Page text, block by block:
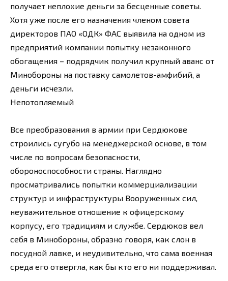
получает неплохие деньги за бесценные советы.
Хотя уже после его назначения членом совета
директоров ПАО «ОДК» ФАС выявила на одном из
предприятий компании попытку незаконного
обогащения – подрядчик получил крупный аванс от
Минобороны на поставку самолетов-амфибий, а
деньги исчезли.
Непотопляемый
Все преобразования в армии при Сердюкове
строились сугубо на менеджерской основе, в том
числе по вопросам безопасности,
обороноспособности страны. Наглядно
просматривались попытки коммерциализации
структур и инфраструктуры Вооруженных сил,
неуважительное отношение к офицерскому
корпусу, его традициям и службе. Сердюков вел
себя в Минобороны, образно говоря, как слон в
посудной лавке, и неудивительно, что сама военная
среда его отвергла, как бы кто его ни поддерживал.